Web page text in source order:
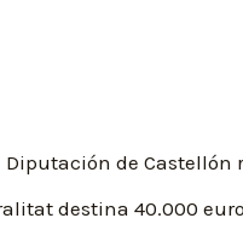
Diputación de
destina 40.000